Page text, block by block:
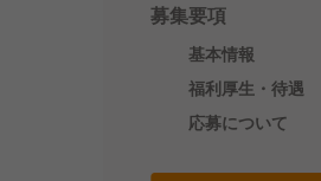
募集要項
基本情報
福利厚生・待遇
応募について